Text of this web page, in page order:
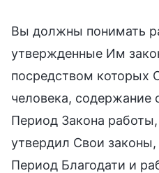
Вы должны понимать
утвержденные Им
посредством которых
человека,
Период Закона работы,
утвердил Свои
Период Благодати и